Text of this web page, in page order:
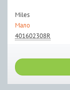
Miles
Мало
401602308R